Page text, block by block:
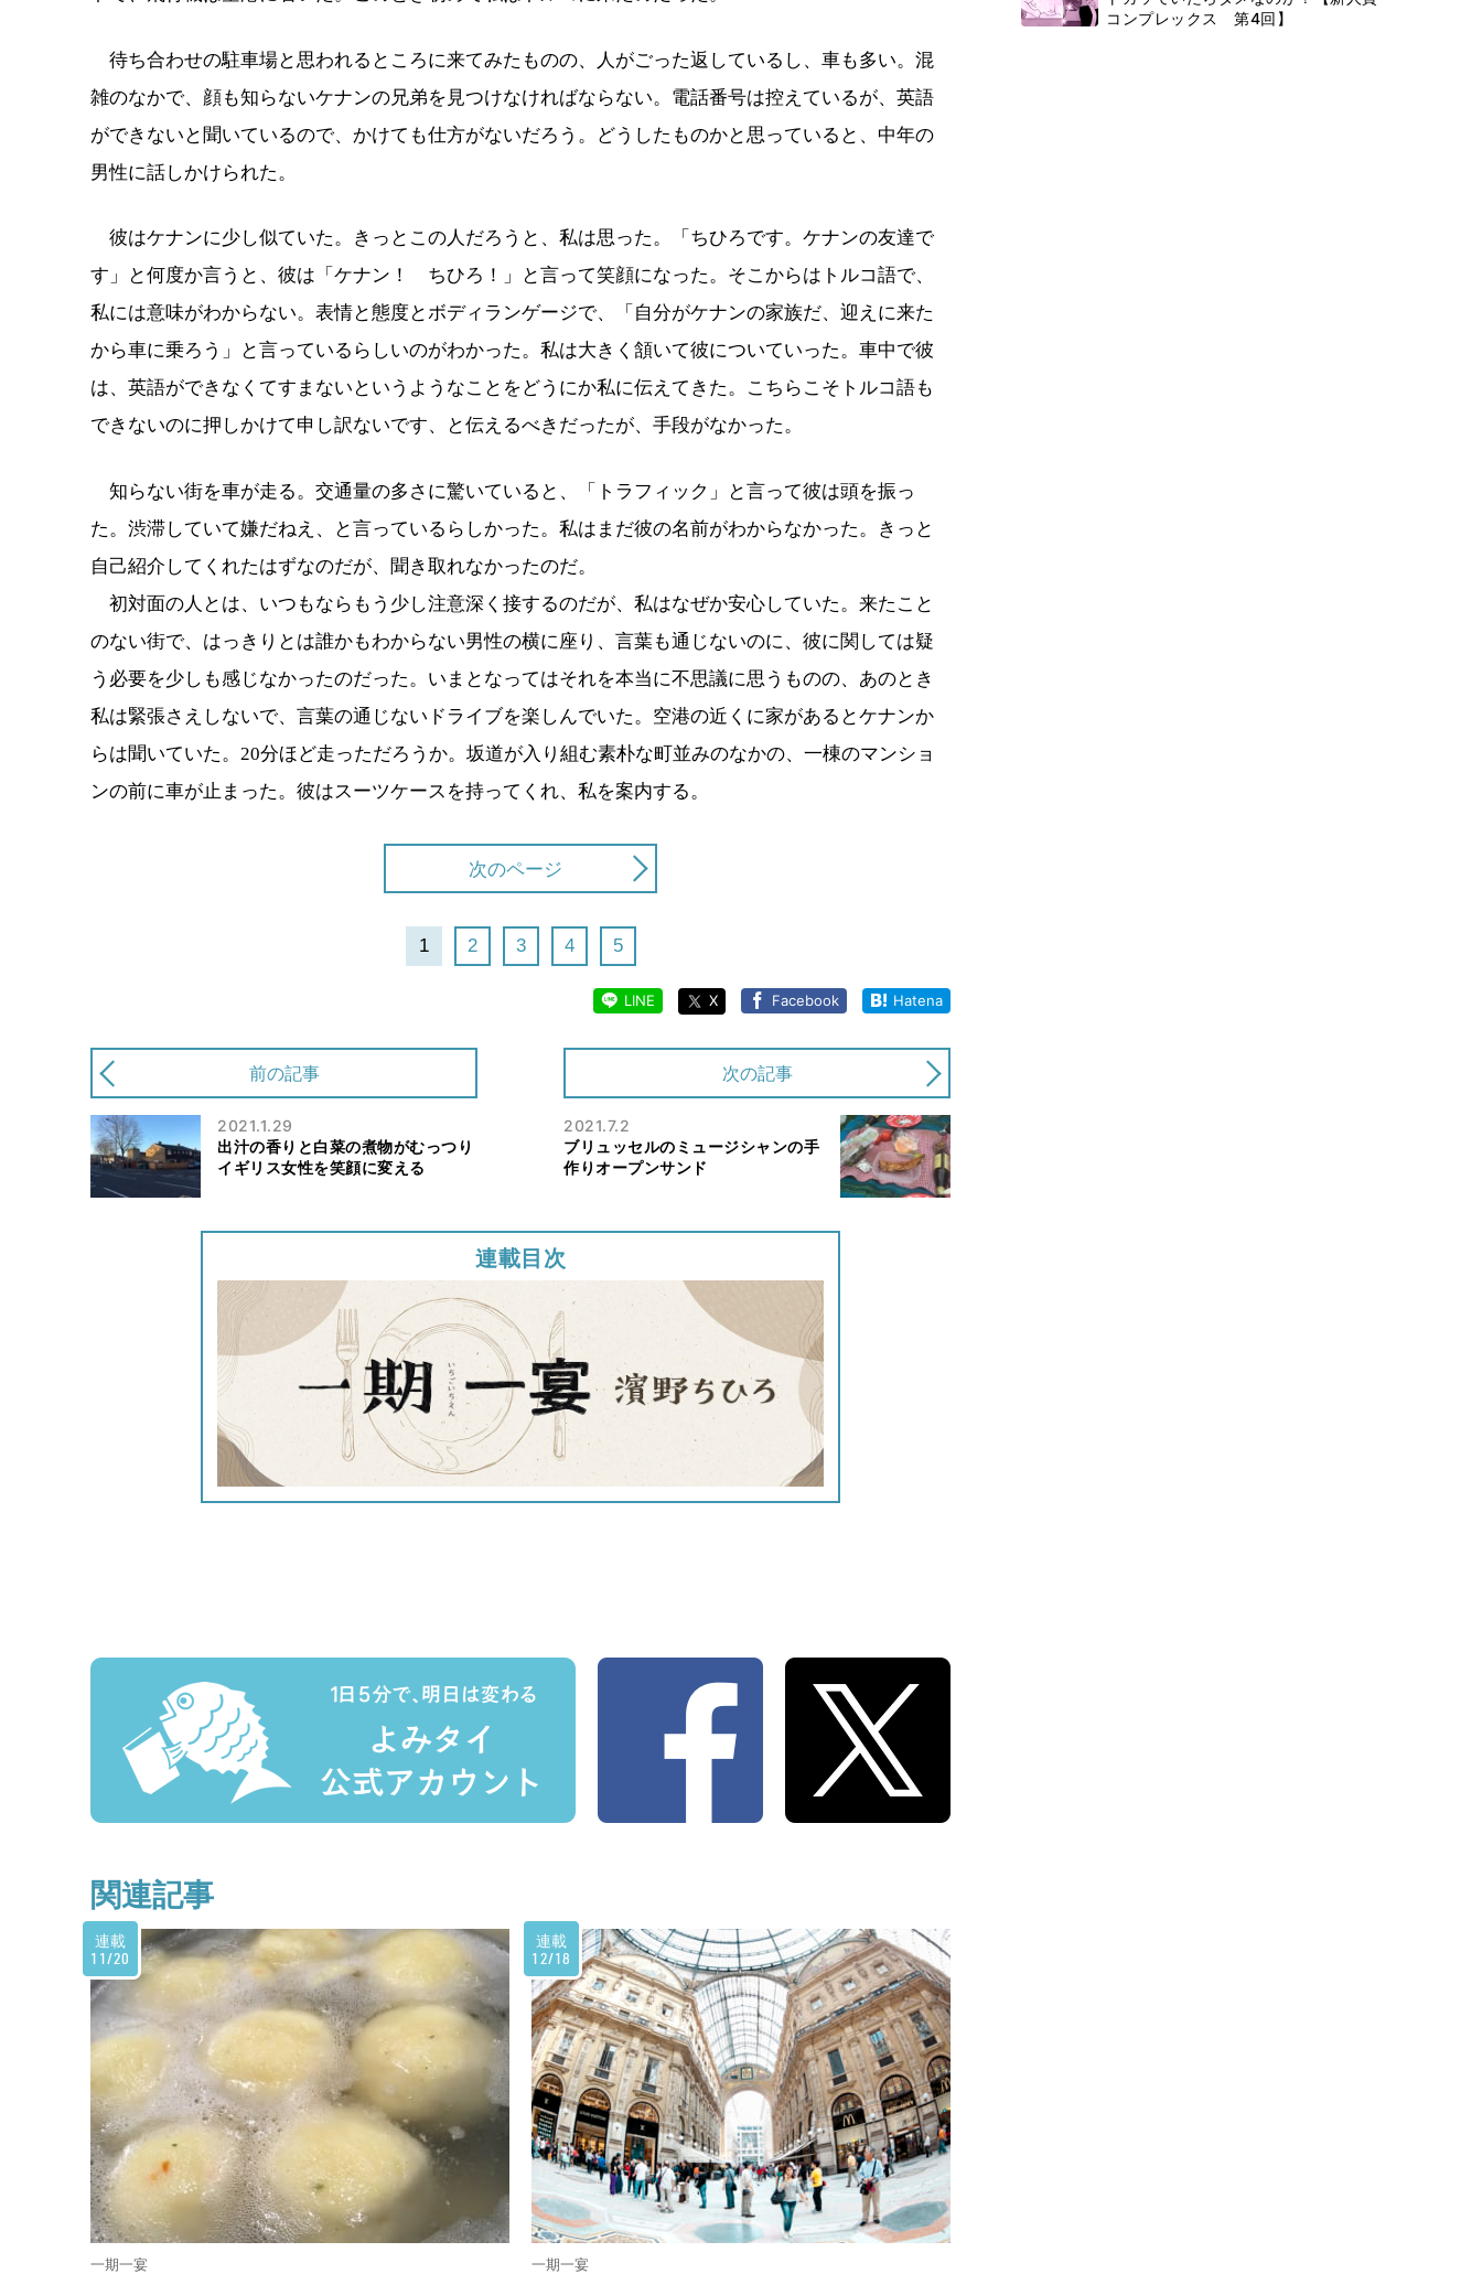
待ち合わせの駐車場と思われるところに来てみたものの、人がごった返しているし、車も多い。混
雑のなかで、顔も知らないケナンの兄弟を見つけなければならない。電話番号は控えているが、英語
ができないと聞いているので、かけても仕方がないだろう。どうしたものかと思っていると、中年の
男性に話しかけられた。
彼はケナンに少し似ていた。きっとこの人だろうと、私は思った。「ちひろです。ケナンの友達で
す」と何度か言うと、彼は「ケナン！ ちひろ！」と言って笑顔になった。そこからはトルコ語で、
私には意味がわからない。表情と態度とボディランゲージで、「自分がケナンの家族だ、迎えに来た
から車に乗ろう」と言っているらしいのがわかった。私は大きく頷いて彼についていった。車中で彼
は、英語ができなくてすまないというようなことをどうにか私に伝えてきた。こちらこそトルコ語も
できないのに押しかけて申し訳ないです、と伝えるべきだったが、手段がなかった。
知らない街を車が走る。交通量の多さに驚いていると、「トラフィック」と言って彼は頭を振っ
た。渋滞していて嫌だねえ、と言っているらしかった。私はまだ彼の名前がわからなかった。きっと
自己紹介してくれたはずなのだが、聞き取れなかったのだ。
初対面の人とは、いつもならもう少し注意深く接するのだが、私はなぜか安心していた。来たこと
のない街で、はっきりとは誰かもわからない男性の横に座り、言葉も通じないのに、彼に関しては疑
う必要を少しも感じなかったのだった。いまとなってはそれを本当に不思議に思うものの、あのとき
私は緊張さえしないで、言葉の通じないドライブを楽しんでいた。空港の近くに家があるとケナンか
らは聞いていた。20分ほど走っただろうか。坂道が入り組む素朴な町並みのなかの、一棟のマンショ
ンの前に車が止まった。彼はスーツケースを持ってくれ、私を案内する。
次のページ
1 2 3 4 5
LINE X Facebook Hatena
前の記事
2021.1.29
出汁の香りと白菜の煮物がむっつり
イギリス女性を笑顔に変える
次の記事
2021.7.2
ブリュッセルのミュージシャンの手
作りオープンサンド
連載目次
関連記事
連載
11/20
一期一宴
連載
12/18
一期一宴
コンプレックス 第4回】